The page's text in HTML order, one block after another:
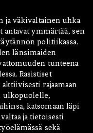
ja väkivaltainen uhka
antavat ymmärtää, sen
politiikassa.
länsimaiden
tunteena
Rasistiset
rajaamaan
ulkopuolelle,
katsomaan läpi
ja tietoisesti
sekä